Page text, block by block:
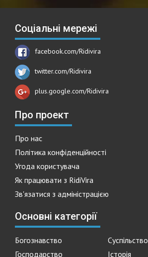
Соціальні мережі
facebook.com/Ridivira
twitter.com/Ridivira
plus.google.com/Ridivira
Про проект
Про нас
Політика конфіденційності
Угода користувача
Як працювати з RidiVira
Зв'язатися з адміністрацією
Основні категорії
Богознавство
Суспільство
Господарство
Історія